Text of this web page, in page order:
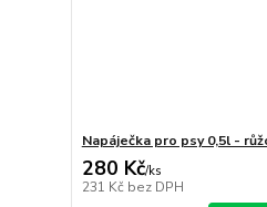
Napáječka pro psy 0,5l -
280 Kč/ks
231 Kč bez DPH